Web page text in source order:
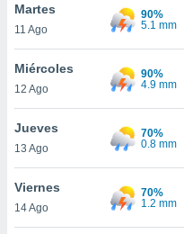
de
Martes
11 Ago
90%
5.1 mm
Miércoles
12 Ago
90%
4.9 mm
Jueves
13 Ago
70%
0.8 mm
Viernes
14 Ago
70%
1.2 mm